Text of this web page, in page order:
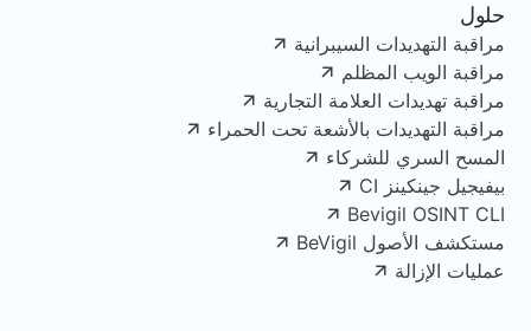
حلول
مراقبة التهديدات السيبرانية
مراقبة الويب المظلم
مراقبة تهديدات العلامة التجارية
مراقبة التهديدات بالأشعة تحت الحمراء
المسح السري للشركاء
بيفيجيل جينكينز CI
Bevigil OSINT CLI
مستكشف الأصول BeVigil
عمليات الإزالة